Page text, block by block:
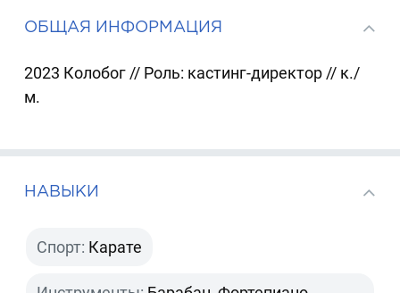
ОБЩАЯ ИНФОРМАЦИЯ
2023 Колобог // Роль: кастинг-директор // к./
м.
НАВЫКИ
Спорт: Карате